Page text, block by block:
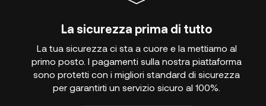
La sicurezza prima di tutto
La tua sicurezza ci sta a cuore e la mettiamo al
primo posto. I pagamenti sulla nostra piattaforma
sono protetti con i migliori standard di sicurezza
per garantirti un servizio sicuro al 100%.